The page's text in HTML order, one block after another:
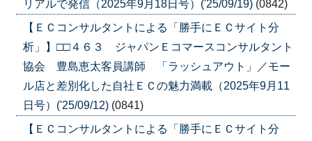
リアルで発信（2025年9月18日号）('25/09/19) (0842)
【ＥＣコンサルタントによる「勝手にＥＣサイト分
析」】□□４６３ ジャパンＥコマースコンサルタント
協会 豊島恵太客員講師 「ラッシュアウト」／モー
ル店と差別化した自社ＥＣの魅力満載（2025年9月11
日号）('25/09/12) (0841)
【ＥＣコンサルタントによる「勝手にＥＣサイト分